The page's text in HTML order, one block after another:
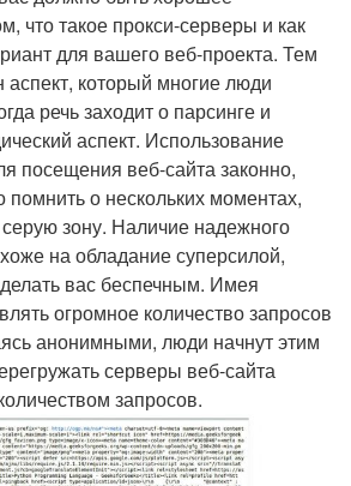
что такое прокси-серверы и как
для вашего веб-проекта. Тем
аспект, который многие люди
речь заходит о парсинге и
аспект. Использование
посещения веб-сайта законно,
о нескольких моментах,
зону. Наличие надежного
на обладание суперсилой,
вас беспечным. Имея
огромное количество запросов
анонимными, люди начнут этим
серверы веб-сайта
запросов.